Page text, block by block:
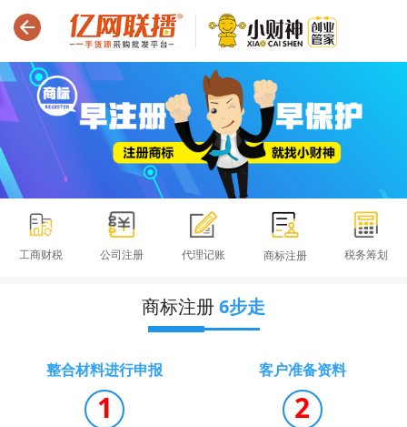
工商财税 公司注册 代理记账 商标注册 税务筹划
商标注册6步走
整合材料进行申报
1
客户准备资料
2